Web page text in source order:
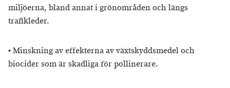
miljöerna, bland annat i grönområden och längs
trafikleder.
• Minskning av effekterna av växtskyddsmedel och
biocider som är skadliga för pollinerare.